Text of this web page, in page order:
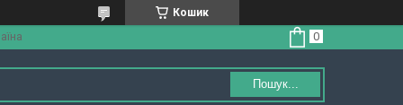
Кошик
Пошук...